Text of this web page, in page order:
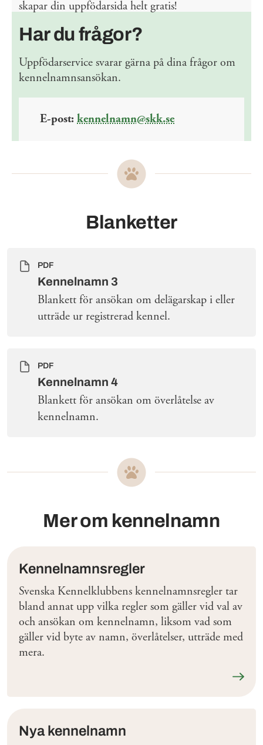
skapar din uppfödarsida helt gratis!
Har du frågor?
Uppfödarservice svarar gärna på dina frågor om
kennelnamnsansökan.
E-post: kennelnamn@skk.se
Blanketter
PDF
Kennelnamn 3
Blankett för ansökan om delägarskap i eller
utträde ur registrerad kennel.
PDF
Kennelnamn 4
Blankett för ansökan om överlåtelse av
kennelnamn.
Mer om kennelnamn
Kennelnamnsregler
Svenska Kennelklubbens kennelnamnsregler tar
bland annat upp vilka regler som gäller vid val av
och ansökan om kennelnamn, liksom vad som
gäller vid byte av namn, överlåtelser, utträde med
mera.
Läs
Nya kennelnamn